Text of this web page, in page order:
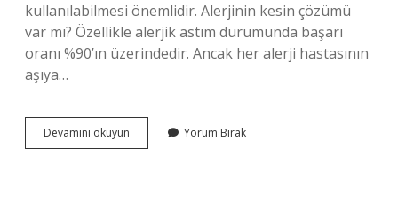
kullanılabilmesi önemlidir. Alerjinin kesin çözümü
var mı? Özellikle alerjik astım durumunda başarı
oranı %90’ın üzerindedir. Ancak her alerji hastasının
aşıya…
Devamını okuyun Alerjiden
Tamamen
Yorum Bırak